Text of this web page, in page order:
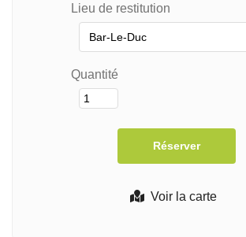
Voir la carte
Lieu de restitution
Quantité